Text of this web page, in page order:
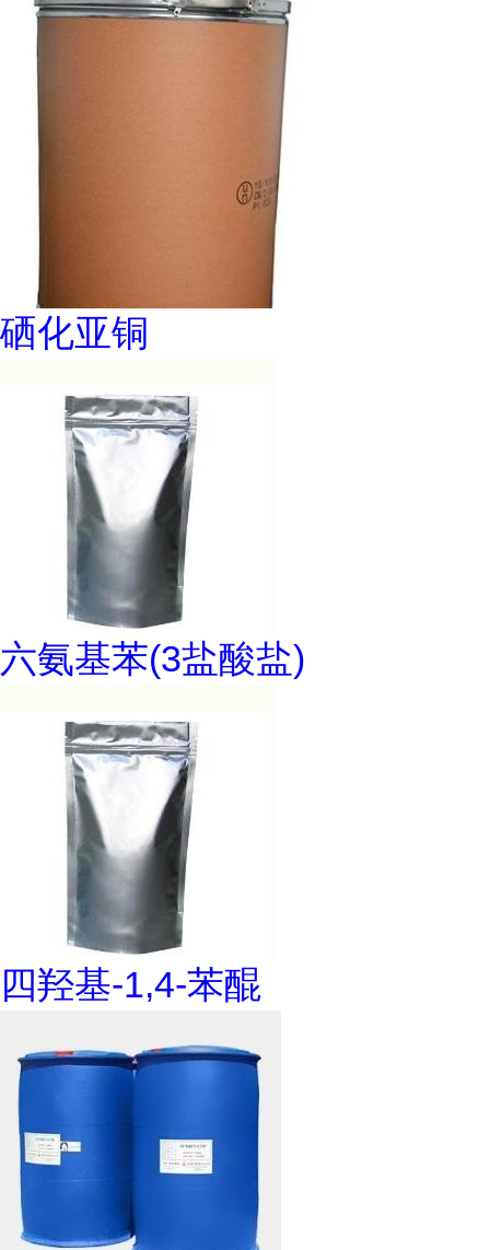
硒化亚铜
六氨基苯(3盐酸盐)
四羟基-1,4-苯醌